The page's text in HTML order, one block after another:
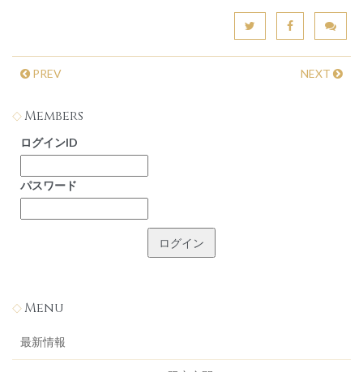
PREV NEXT
Members
ログインID
パスワード
Menu
最新情報